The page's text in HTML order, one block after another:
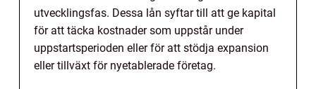
utvecklingsfas. Dessa lån syftar till att ge kapital
för att täcka kostnader som uppstår under
uppstartsperioden eller för att stödja expansion
eller tillväxt för nyetablerade företag.